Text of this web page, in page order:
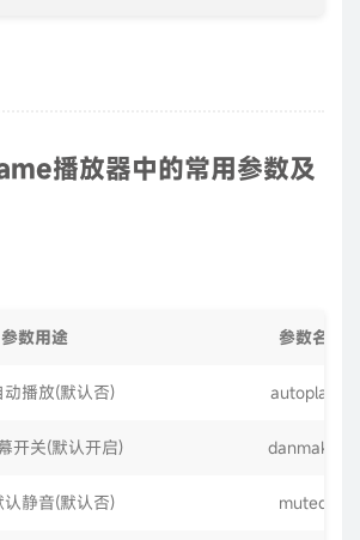
播放器中的常用参数及
参数用途 参数名
动播放(默认否) autoplay
开关(默认开启) danmaku
认静音(默认否) muted